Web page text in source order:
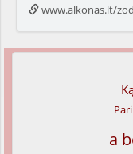
www.alkonas.lt/
a